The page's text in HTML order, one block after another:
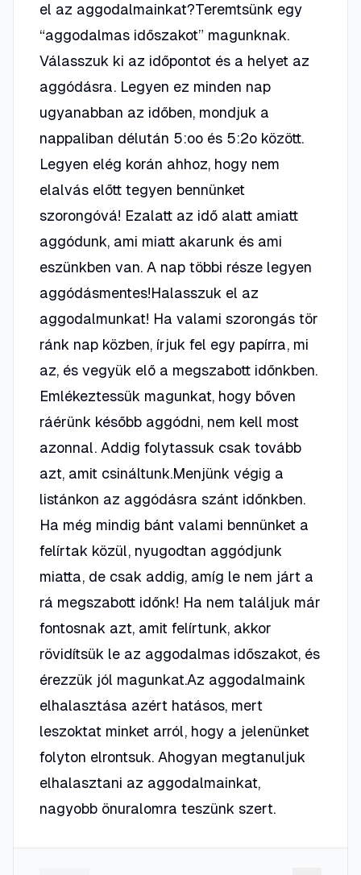
el az aggodalmainkat?Teremtsünk egy
“aggodalmas időszakot” magunknak.
Válasszuk ki az időpontot és a helyet az
aggódásra. Legyen ez minden nap
ugyanabban az időben, mondjuk a
nappaliban délután 5:oo és 5:2o között.
Legyen elég korán ahhoz, hogy nem
elalvás előtt tegyen bennünket
szorongóvá! Ezalatt az idő alatt amiatt
aggódunk, ami miatt akarunk és ami
eszünkben van. A nap többi része legyen
aggódásmentes!Halasszuk el az
aggodalmunkat! Ha valami szorongás tör
ránk nap közben, írjuk fel egy papírra, mi
az, és vegyük elő a megszabott időnkben.
Emlékeztessük magunkat, hogy bőven
ráérünk később aggódni, nem kell most
azonnal. Addig folytassuk csak tovább
azt, amit csináltunk.Menjünk végig a
listánkon az aggódásra szánt időnkben.
Ha még mindig bánt valami bennünket a
felírtak közül, nyugodtan aggódjunk
miatta, de csak addig, amíg le nem járt a
rá megszabott időnk! Ha nem találjuk már
fontosnak azt, amit felírtunk, akkor
rövidítsük le az aggodalmas időszakot, és
érezzük jól magunkat.Az aggodalmaink
elhalasztása azért hatásos, mert
leszoktat minket arról, hogy a jelenünket
folyton elrontsuk. Ahogyan megtanuljuk
elhalasztani az aggodalmainkat,
nagyobb önuralomra teszünk szert.